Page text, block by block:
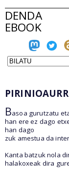
DENDA
EBOOK
Basoa gurutzatu
han ere ez dago
han dago
zuk amestua da
Kanta batzuk nola
halakoxeak dira